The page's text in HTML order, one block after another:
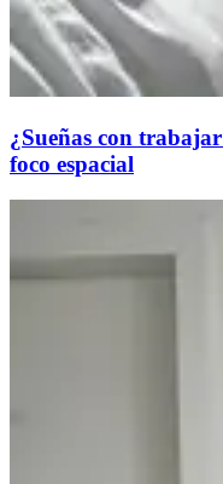
¿Sueñas con
foco espacial